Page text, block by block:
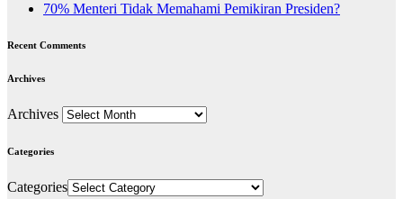
70% Menteri Tidak Memahami Pemikiran Presiden?
Recent Comments
Archives
Archives
Categories
Categories